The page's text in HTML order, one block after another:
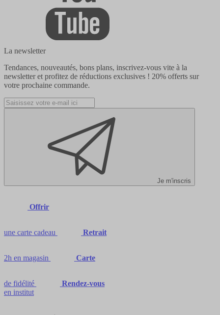
La newsletter
Tendances, nouveautés, bons plans, inscrivez-vous vite à la
newsletter et profitez de réductions exclusives ! 20% offerts sur
votre prochaine commande.
Je m'inscris
Offrir
une carte cadeau Retrait
2h en magasin Carte
de fidélité
Rendez-vous
en institut